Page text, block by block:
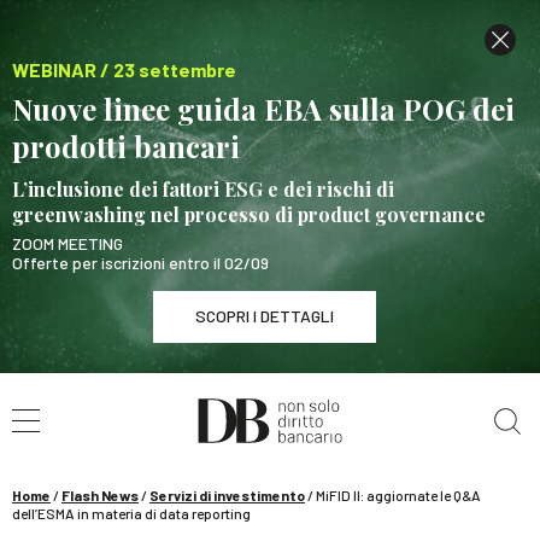
WEBINAR / 23 settembre
Nuove linee guida EBA sulla POG dei
prodotti bancari
L’inclusione dei fattori ESG e dei rischi di
greenwashing nel processo di product governance
ZOOM MEETING
Offerte per iscrizioni entro il 02/09
SCOPRI I DETTAGLI
WEBINAR / 23 settembre
Nuove linee guida EBA sulla POG dei prodotti
SCOPRI I DETTAGLI
Home / Flash News/ Servizi di investimento/MiFID II: aggiornate le Q&A
dell’ESMA in materia di data reporting